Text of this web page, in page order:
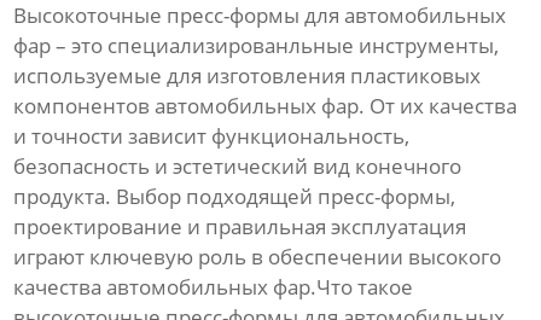
Высокоточные пресс-формы для автомобильных
фар– это специализированльные инструменты,
используемые для изготовления пластиковых
компонентов автомобильных фар. От их качества
и точности зависит функциональность,
безопасность и эстетический вид конечного
продукта. Выбор подходящей пресс-формы,
проектирование и правильная эксплуатация
играют ключевую роль в обеспечении высокого
качества автомобильных фар.Что такое